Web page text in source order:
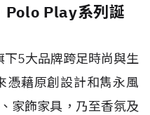
Polo Play系列誕
5大品牌跨足時尚與生
憑藉原創設計和雋永風
家飾家具，乃至香氛及